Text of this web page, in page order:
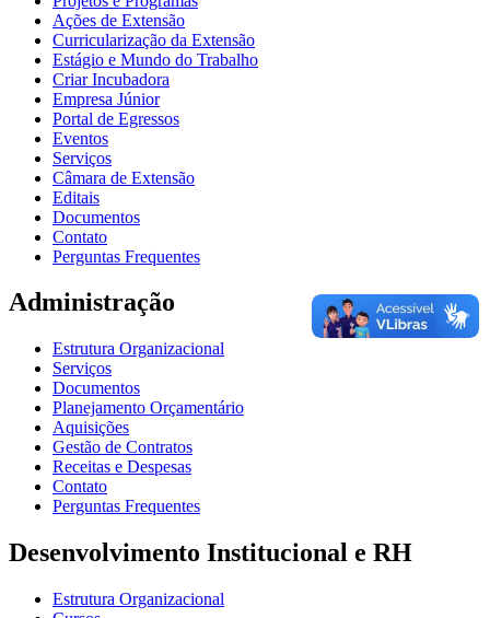
Ações de Extensão
Curricularização da Extensão
Estágio e Mundo do Trabalho
Criar Incubadora
Empresa Júnior
Portal de Egressos
Eventos
Serviços
Câmara de Extensão
Editais
Documentos
Contato
Perguntas Frequentes
Administração
Estrutura Organizacional
Serviços
Documentos
Planejamento Orçamentário
Aquisições
Gestão de Contratos
Receitas e Despesas
Contato
Perguntas Frequentes
Desenvolvimento Institucional e RH
Estrutura Organizacional